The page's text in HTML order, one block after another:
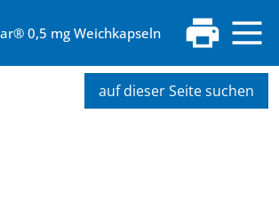
0,5 mg Weichkapseln
auf dieser Seite suchen